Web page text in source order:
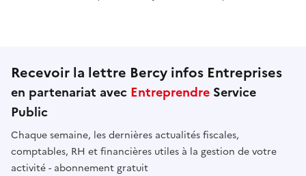
Recevoir la lettre Bercy infos Entreprises
en partenariat avec Entreprendre Service
Public
Chaque semaine, les dernières actualités fiscales,
comptables, RH et financières utiles à la gestion de votre
activité - abonnement gratuit